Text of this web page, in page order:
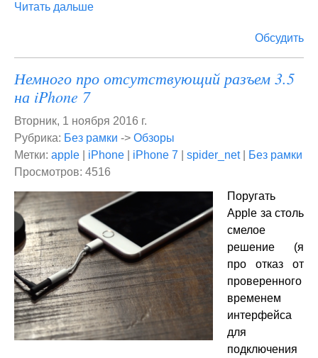
Читать дальше
Обсудить
Немного про отсутствующий разъем 3.5
на iPhone 7
Вторник, 1 ноября 2016 г.
Рубрика: Без рамки -> Обзоры
Метки: apple iPhone iPhone 7 spider_net|
Без рамки
Просмотров: 4516
​Поругать
Apple за столь
смелое
решение (я
про отказ от
проверенного
временем
интерфейса
для
подключения